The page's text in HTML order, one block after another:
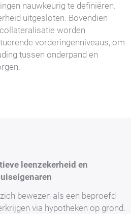
nauwkeurig te definiëren.
uitgesloten. Bovendien
worden
vorderingenniveaus, om
tussen onderpand en
leenzekerheid en
bewezen als een beproefd
via hypotheken op grond.